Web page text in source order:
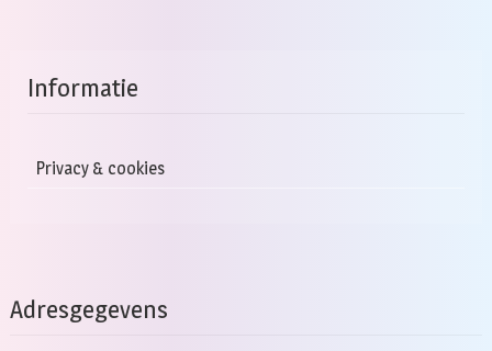
Informatie
Privacy & cookies
Adresgegevens